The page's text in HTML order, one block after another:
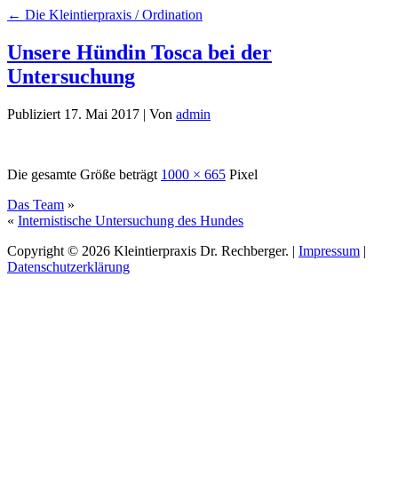
← Die Kleintierpraxis / Ordination
Unsere Hündin Tosca bei der
Untersuchung
Publiziert 17. Mai 2017 | Von admin
Die gesamte Größe beträgt 1000 × 665 Pixel
Das Team »
« Internistische Untersuchung des Hundes
Copyright © 2026 Kleintierpraxis Dr. Rechberger. | Impressum |
Datenschutzerklärung